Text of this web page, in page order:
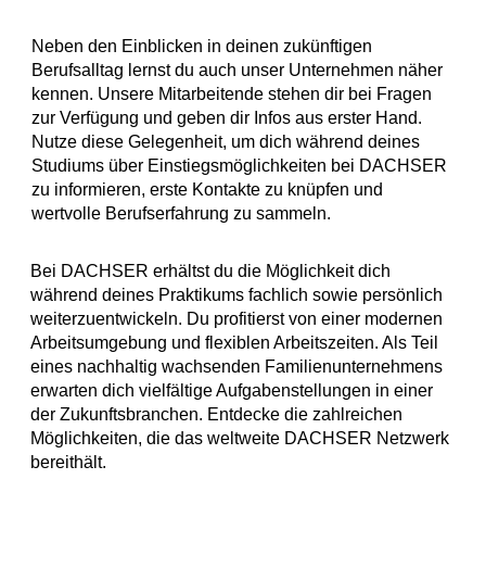
Neben den Einblicken in deinen zukünftigen
Berufsalltag lernst du auch unser Unternehmen näher
kennen. Unsere Mitarbeitende stehen dir bei Fragen
zur Verfügung und geben dir Infos aus erster Hand.
Nutze diese Gelegenheit, um dich während deines
Studiums über Einstiegsmöglichkeiten bei DACHSER
zu informieren, erste Kontakte zu knüpfen und
wertvolle Berufserfahrung zu sammeln.
Bei DACHSER erhältst du die Möglichkeit dich
während deines Praktikums fachlich sowie persönlich
weiterzuentwickeln. Du profitierst von einer modernen
Arbeitsumgebung und flexiblen Arbeitszeiten. Als Teil
eines nachhaltig wachsenden Familienunternehmens
erwarten dich vielfältige Aufgabenstellungen in einer
der Zukunftsbranchen. Entdecke die zahlreichen
Möglichkeiten, die das weltweite DACHSER Netzwerk
bereithält.